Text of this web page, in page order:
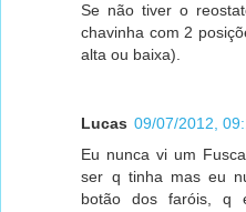
Se não tiver o
chavinha com 2
alta ou baixa).
Lucas 09/07/2012,
Eu nunca vi um
ser q tinha mas eu
botão dos faróis, q